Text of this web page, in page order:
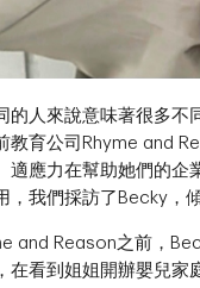
的人來說意味著很多不
教育公司Rhyme and
適應力在幫助她們的
，我們採訪了Becky，
and Reason之前，
在看到姐姐開辦嬰兒家